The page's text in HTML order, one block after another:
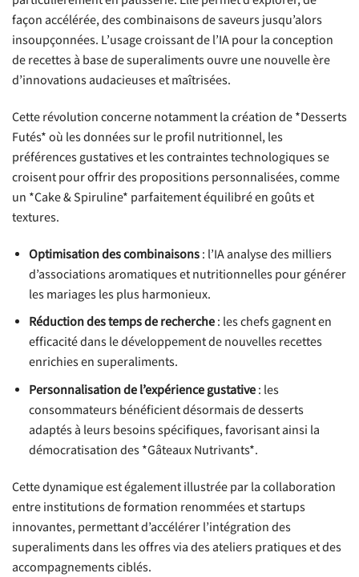
façon accélérée, des combinaisons de saveurs jusqu’alors
insoupçonnées. L’usage croissant de l’IA pour la conception
de recettes à base de superaliments ouvre une nouvelle ère
d’innovations audacieuses et maîtrisées.
Cette révolution concerne notamment la création de *Desserts
Futés* où les données sur le profil nutritionnel, les
préférences gustatives et les contraintes technologiques se
croisent pour offrir des propositions personnalisées, comme
un *Cake & Spiruline* parfaitement équilibré en goûts et
textures.
Optimisation des combinaisons: l’IA analyse des milliers
d’associations aromatiques et nutritionnelles pour générer
les mariages les plus harmonieux.
Réduction des temps de recherche: les chefs gagnent en
efficacité dans le développement de nouvelles recettes
enrichies en superaliments.
Personnalisation de l’expérience gustative: les
consommateurs bénéficient désormais de desserts
adaptés à leurs besoins spécifiques, favorisant ainsi la
démocratisation des *Gâteaux Nutrivants*.
Cette dynamique est également illustrée par la collaboration
entre institutions de formation renommées et startups
innovantes, permettant d’accélérer l’intégration des
superaliments dans les offres via des ateliers pratiques et des
accompagnements ciblés.